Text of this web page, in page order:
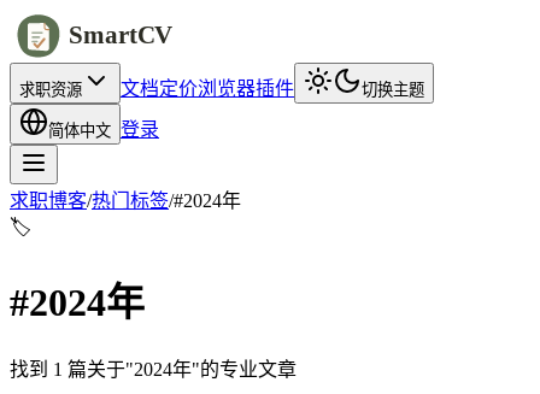
SmartCV
求职资源 文档定价浏览器插件 切换主题
简体中文 登录
求职博客/热门标签/#2024年
🏷️
#2024年
找到 1 篇关于"2024年"的专业文章